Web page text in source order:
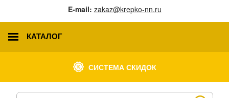
E-mail: zakaz@krepko-nn.ru
КАТАЛОГ
СИСТЕМА СКИДОК